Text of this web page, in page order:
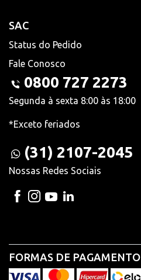
SAC
Status do Pedido
Fale Conosco
0800 727 2273
Segunda à sexta 8:00 às 18:00
*Exceto feriados
(31) 2107-2045
Nossas Redes Sociais
FORMAS DE PAGAMENTO